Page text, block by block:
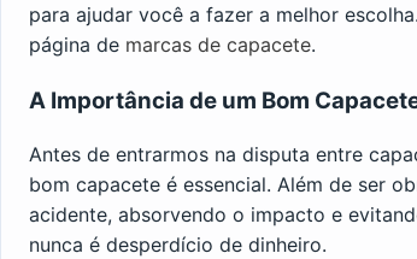
para ajudar você a fazer a melhor
página de marcas de capacete.
A Importância de um Bom
Antes de entrarmos na disputa entre
bom capacete é essencial. Além de ser
acidente, absorvendo o impacto e
nunca é desperdício de dinheiro.